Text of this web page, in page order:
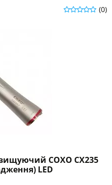
(0)
COXO CX235
LED